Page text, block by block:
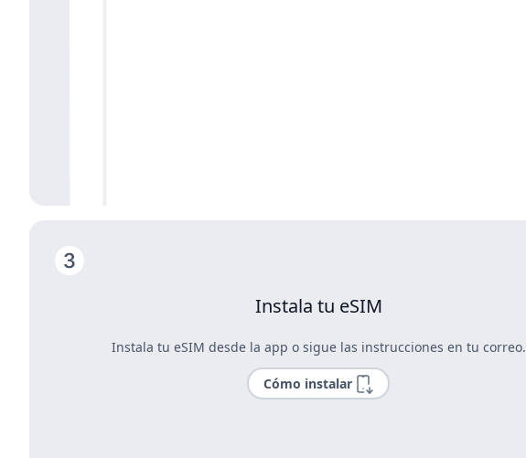
Instala tu eSIM
Instala tu eSIM desde la app o sigue las instrucciones en tu correo.
Cómo instalar